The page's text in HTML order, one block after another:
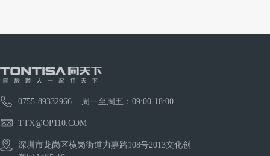
0755-89332966 周一至周五：09:00-18:00
TTX@OP110.COM
深圳市龙岗区横岗街道力嘉路108号2013文化创